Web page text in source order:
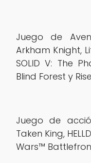
Juego de
Arkham Knight,
SOLID V: The
Blind Forest y
Juego de
Taken King,
Wars™